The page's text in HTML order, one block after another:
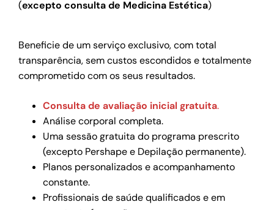
(excepto consulta de Medicina Estética)
Beneficie de um serviço exclusivo, com total
transparência, sem custos escondidos e totalmente
comprometido com os seus resultados.
Consulta de avaliação inicial gratuita.
Análise corporal completa.
Uma sessão gratuita do programa prescrito
(excepto Pershape e Depilação permanente).
Planos personalizados e acompanhamento
constante.
Profissionais de saúde qualificados e em